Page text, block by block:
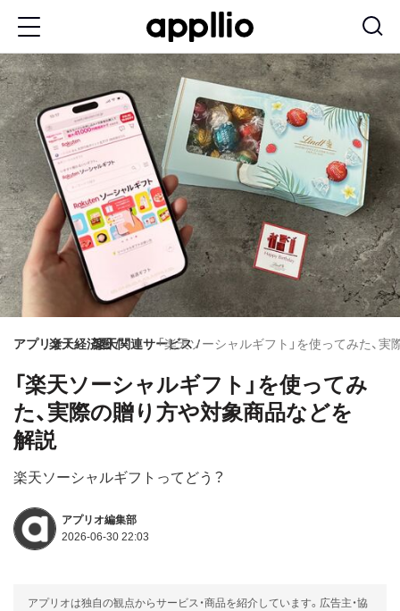
ン
コ
ン
テ
ン
ツ
に
移
動
アプリオ楽天経済圏楽天関連サービス「楽天ソーシャルギフト」を使ってみた、
「楽天ソーシャルギフト」を使ってみ
た、実際の贈り方や対象商品などを
解説
楽天ソーシャルギフトってどう？
アプリオ編集部
2026-06-30 22:03
アプリオは独自の観点からサービス・商品を紹介しています。広告主・協